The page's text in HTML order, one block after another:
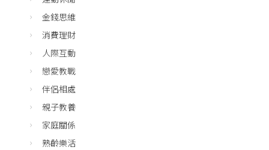
金錢思維
消費理財
人際互動
戀愛教戰
伴侶相處
親子教養
家庭關係
熟齡樂活